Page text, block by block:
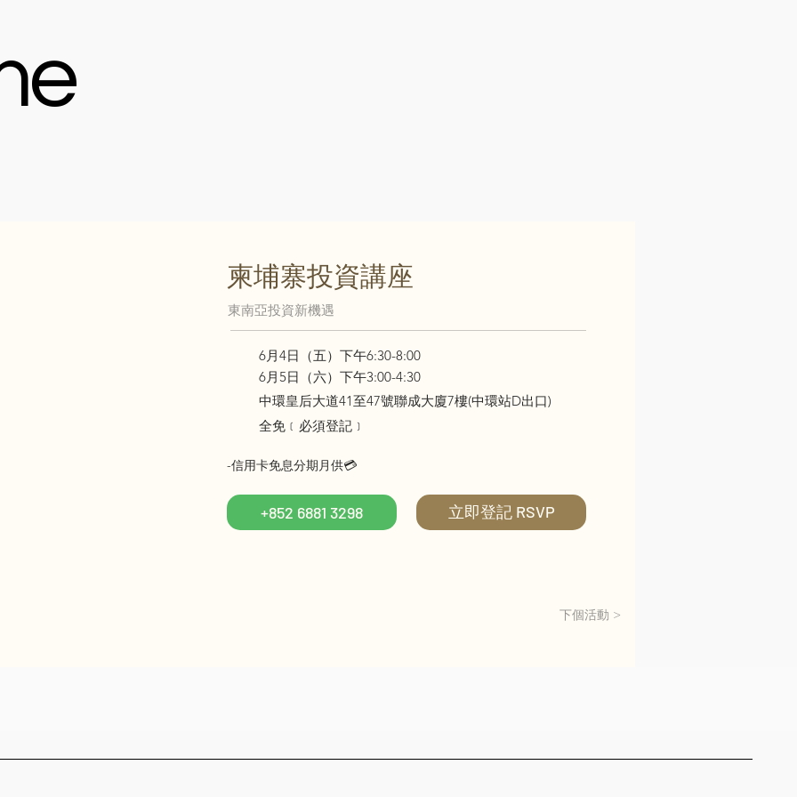
柬埔寨投資講座
東南亞投資新機遇
6月4日（五）下午6:30-8:00
6月5日（六）下午3:00-4:30
中環皇后大道41至47號聯成大廈7樓(中環站D出口)
全免﹝必須登記﹞
-信用卡免息分期月供💳
+852 6881 3298 立即登記 RSVP
下個活動 >